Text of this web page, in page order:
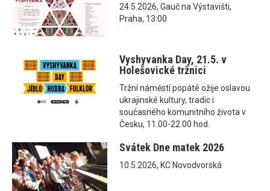
24.5.2026, Gauč na Výstavišti,
Praha, 13:00
Vyshyvanka Day, 21.5. v
Holešovické tržnici
Tržní náměstí popáté ožije oslavou
ukrajinské kultury, tradic i
současného komunitního života v
Česku, 11.00-22.00 hod.
Svátek Dne matek 2026
10.5.2026, KC Novodvorská